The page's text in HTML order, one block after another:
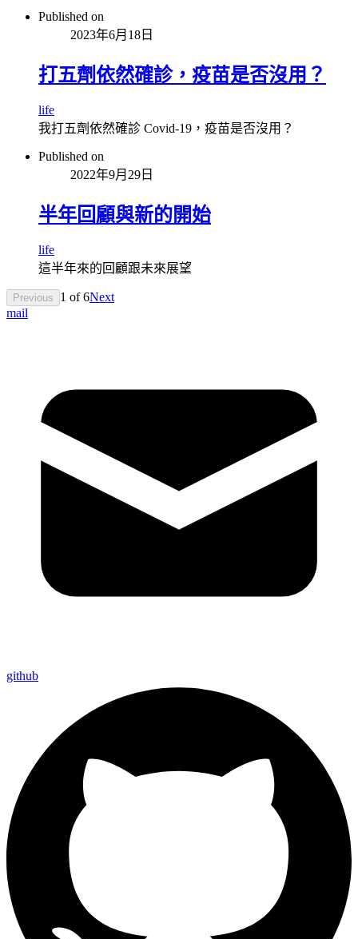
Published on
2023年6月18日
打五劑依然確診，疫苗是否沒用？
life
我打五劑依然確診 Covid-19，疫苗是否沒用？
Published on
2022年9月29日
半年回顧與新的開始
life
這半年來的回顧跟未來展望
Previous 1 of6Next
mail
github